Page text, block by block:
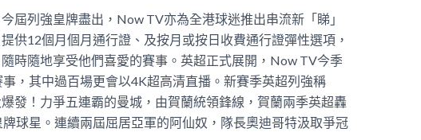
屆列強皇牌盡出，Now TV亦為全港球迷推出串流新「睇」
供12個月個月通行證、及按月或按日收費通行證彈性選項，
時隨地享受他們喜愛的賽事。 英超正式展開，Now TV今季
，其中過百場更會以4K超高清直播。新賽季英超列強稱
發！力爭五連霸的曼城，由賀蘭統領鋒線，賀蘭兩季英超轟
球星。連續兩屆屈居亞軍的阿仙奴，隊長奧迪哥特汲取爭冠